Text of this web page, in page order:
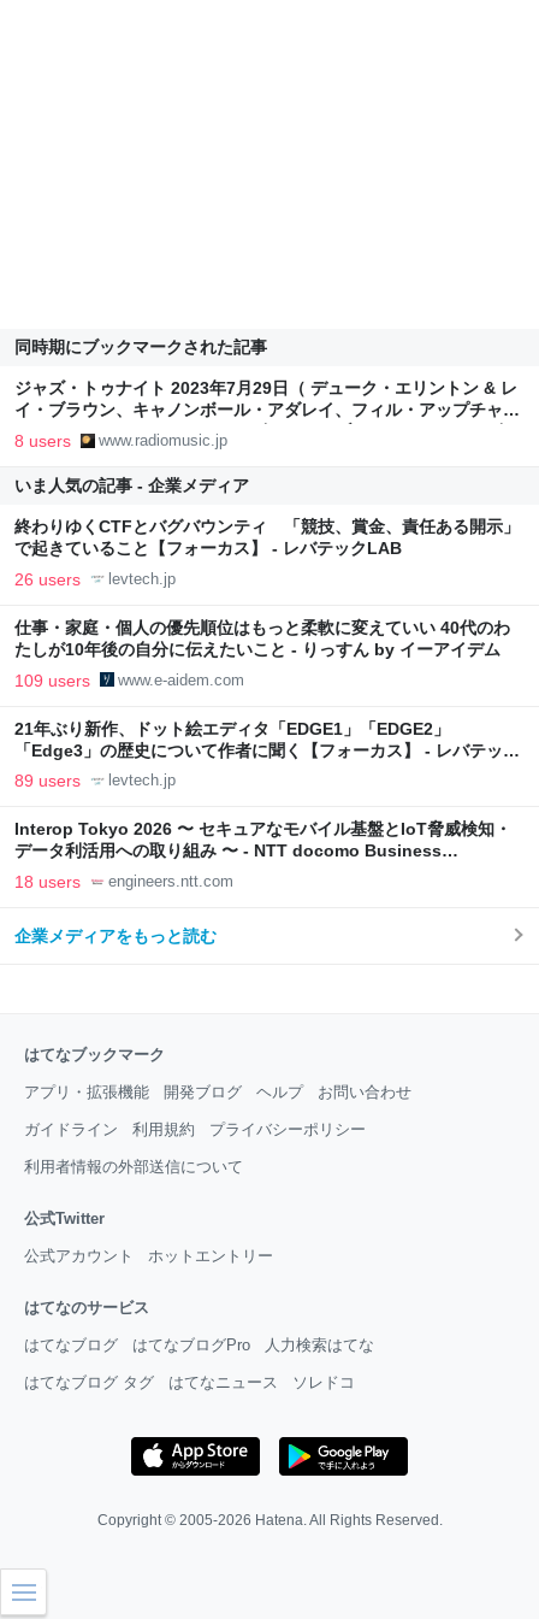
同時期にブックマークされた記事
ジャズ・トゥナイト 2023年7月29日（ デューク・エリントン & レ
イ・ブラウン、キャノンボール・アダレイ、フィル・アップチャー
チ、ジャッキー・マクリーン、ビリー・コブハム、エルジー・ビア
ンキ、桑原あい、フィル・ウッズ） - ラジオと音楽
8 users www.radiomusic.jp
いま人気の記事 - 企業メディア
終わりゆくCTFとバグバウンティ 「競技、賞金、責任ある開示」
で起きていること【フォーカス】 - レバテックLAB
26 users levtech.jp
仕事・家庭・個人の優先順位はもっと柔軟に変えていい 40代のわ
たしが10年後の自分に伝えたいこと - りっすん by イーアイデム
109 users www.e-aidem.com
21年ぶり新作、ドット絵エディタ「EDGE1」「EDGE2」
「Edge3」の歴史について作者に聞く【フォーカス】 - レバテック
LAB
89 users levtech.jp
Interop Tokyo 2026 〜 セキュアなモバイル基盤とIoT脅威検知・
データ利活用への取り組み 〜 - NTT docomo Business
Engineers' Blog
18 users engineers.ntt.com
企業メディアをもっと読む
はてなブックマーク
アプリ・拡張機能 開発ブログ ヘルプ お問い合わせ
ガイドライン 利用規約 プライバシーポリシー
利用者情報の外部送信について
公式Twitter
公式アカウント ホットエントリー
はてなのサービス
はてなブログ はてなブログPro 人力検索はてな
はてなブログ タグ はてなニュース ソレドコ
Copyright © 2005-2026 Hatena. All Rights Reserved.